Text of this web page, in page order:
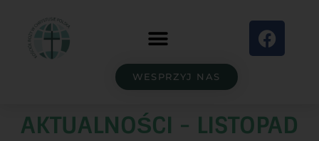
WESPRZYJ NAS
AKTUALNOŚCI - LISTOPAD